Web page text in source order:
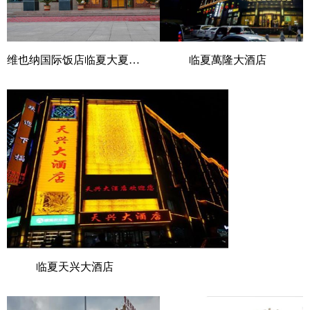
维也纳国际饭店临夏大夏河店 临夏萬隆大酒店
临夏天兴大酒店